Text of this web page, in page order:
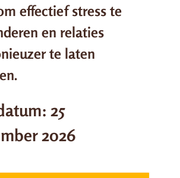
effectief stress te
en relaties
te laten
25
2026